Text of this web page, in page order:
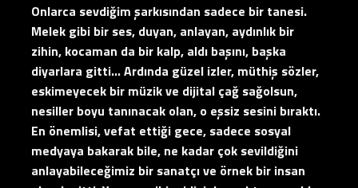
Onlarca sevdiğim şarkısından sadece bir tanesi.
Melek gibi bir ses, duyan, anlayan, aydınlık bir
zihin, kocaman da bir kalp, aldı başını, başka
diyarlara gitti… Ardında güzel izler, müthiş sözler,
eskimeyecek bir müzik ve dijital çağ sağolsun,
nesiller boyu tanınacak olan, o eşsiz sesini bıraktı.
En önemlisi, vefat ettiği gece, sadece sosyal
medyaya bakarak bile, ne kadar çok sevildiğini
anlayabileceğimiz bir sanatçı ve örnek bir insan